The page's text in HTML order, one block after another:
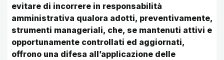
evitare di incorrere in responsabilità
amministrativa qualora adotti, preventivamente,
strumenti manageriali, che, se mantenuti attivi e
opportunamente controllati ed aggiornati,
offrono una difesa all’applicazione delle